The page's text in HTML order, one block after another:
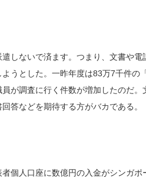
しないで済ます。つまり、文書や
うとした。一昨年度は83万7千件
が調査に行く件数が増加したのだ
答などを期待する方がバカである。
個人口座に数億円の入金がシンガ